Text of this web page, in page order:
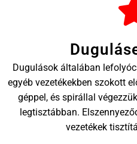
Dugulások általában
egyéb vezetékekben szokott
géppel, és spirállal
legtisztábban.
vezetékek